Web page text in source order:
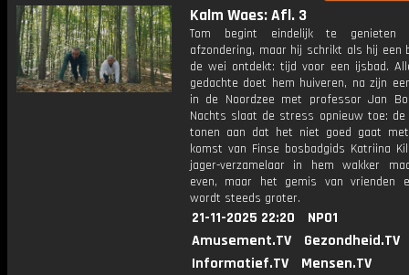
Kalm Waes: Afl. 3
Tom begint eindelijk te genieten
afzondering, maar hij schrikt als hij een
de wei ontdekt: tijd voor een ijsbad.
gedachte doet hem huiveren, na zijn
in de Noordzee met professor Jan
Nachts slaat de stress opnieuw toe: de
tonen aan dat het niet goed gaat met
komst van Finse bosbadgids Katriina
jager-verzamelaar in hem wakker
even, maar het gemis van vrienden
wordt steeds groter.
21-11-2025 22:20
NPO1
Amusement.TV
Gezondheid.TV
Informatief.TV
Mensen.TV